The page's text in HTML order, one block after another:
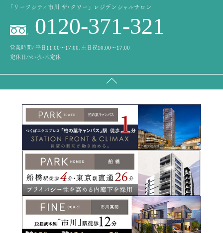
「リーフシティ市川 ザ・タワー」 レジデンシャルサロン
0120-371-321
営業時間/ 平日11:00〜17:00、土日祝10:00〜17:00
定休日/火・水・木定休